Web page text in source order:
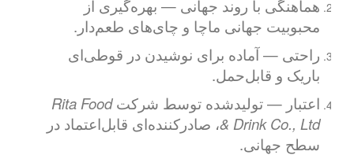
هماهنگی با روند جهانی — بهره‌گیری از
محبوبیت جهانی ماچا و چای‌های طعم‌دار.
راحتی — آماده برای نوشیدن در قوطی‌ای
باریک و قابل‌حمل.
اعتبار — تولیدشده توسط شرکتRita Food
& Drink Co., Ltd، صادرکننده‌ای قابل‌اعتماد در
سطح جهانی.